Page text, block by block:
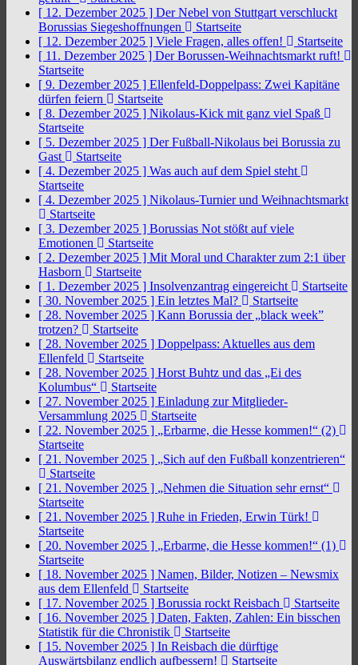
[ 12. Dezember 2025 ] Der Nebel von Stuttgart verschluckt
Borussias Siegeshoffnungen
Startseite
[ 12. Dezember 2025 ] Viele Fragen, alles offen!
Startseite
[ 11. Dezember 2025 ] Der Borussen-Weihnachtsmarkt ruft!
Startseite
[ 9. Dezember 2025 ] Ellenfeld-Doppelpass: Zwei Kapitäne
dürfen feiern
Startseite
[ 8. Dezember 2025 ] Nikolaus-Kick mit ganz viel Spaß
Startseite
[ 5. Dezember 2025 ] Der Fußball-Nikolaus bei Borussia zu
Gast
Startseite
[ 4. Dezember 2025 ] Was auch auf dem Spiel steht
Startseite
[ 4. Dezember 2025 ] Nikolaus-Turnier und Weihnachtsmarkt
Startseite
[ 3. Dezember 2025 ] Borussias Not stößt auf viele
Emotionen
Startseite
[ 2. Dezember 2025 ] Mit Moral und Charakter zum 2:1 über
Hasborn
Startseite
[ 1. Dezember 2025 ] Insolvenzantrag eingereicht
Startseite
[ 30. November 2025 ] Ein letztes Mal?
Startseite
[ 28. November 2025 ] Kann Borussia der „black week”
trotzen?
Startseite
[ 28. November 2025 ] Doppelpass: Aktuelles aus dem
Ellenfeld
Startseite
[ 28. November 2025 ] Horst Buhtz und das „Ei des
Kolumbus“
Startseite
[ 27. November 2025 ] Einladung zur Mitglieder-
Versammlung 2025
Startseite
[ 22. November 2025 ] „Erbarme, die Hesse kommen!“ (2)
Startseite
[ 21. November 2025 ] „Sich auf den Fußball konzentrieren“
Startseite
[ 21. November 2025 ] „Nehmen die Situation sehr ernst“
Startseite
[ 21. November 2025 ] Ruhe in Frieden, Erwin Türk!
Startseite
[ 20. November 2025 ] „Erbarme, die Hesse kommen!“ (1)
Startseite
[ 18. November 2025 ] Namen, Bilder, Notizen – Newsmix
aus dem Ellenfeld
Startseite
[ 17. November 2025 ] Borussia rockt Reisbach
Startseite
[ 16. November 2025 ] Daten, Fakten, Zahlen: Ein bisschen
Statistik für die Chronistik
Startseite
[ 15. November 2025 ] In Reisbach die dürftige
Auswärtsbilanz endlich aufbessern!
Startseite